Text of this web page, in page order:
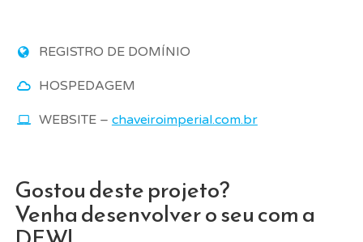
REGISTRO DE DOMÍNIO
HOSPEDAGEM
WEBSITE – chaveiroimperial.com.br
Gostou deste projeto?
Venha desenvolver o seu com a